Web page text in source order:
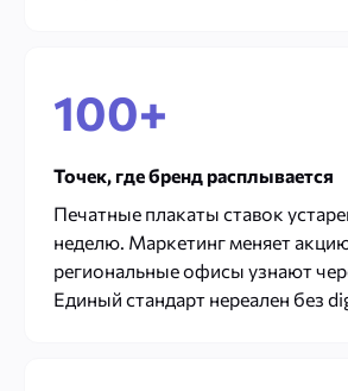
100+
Точек, где бренд расплывается
Печатные плакаты ставок
неделю. Маркетинг меняет
региональные офисы узнают
Единый стандарт нереален без